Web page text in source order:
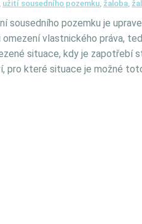
, užití sousedního pozemku, žaloba,
sousedního pozemku je
vlastnického práva,
situace, kdy je zapotřebí
pro které situace je možné